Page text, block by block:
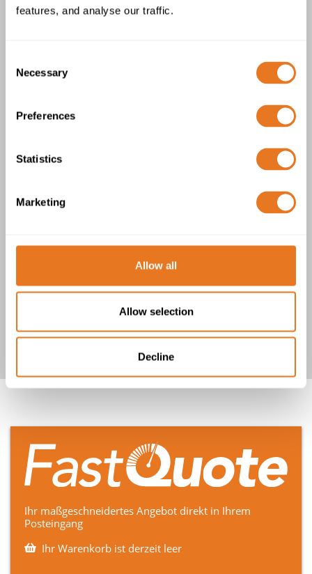
features, and analyse our traffic.
Selection
Necessary
Preferences
Statistics
Marketing
Allow all
Allow selection
Decline
Ihr maßgeschneidertes Angebot direkt in Ihrem
Posteingang
Ihr Warenkorb ist derzeit leer